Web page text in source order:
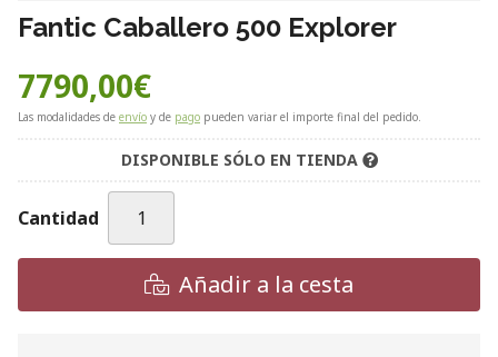
Fantic Caballero 500 Explorer
7790,00€
Las modalidades de envío y de pago pueden variar el importe final del pedido.
DISPONIBLE SÓLO EN TIENDA
Cantidad
Añadir a la cesta